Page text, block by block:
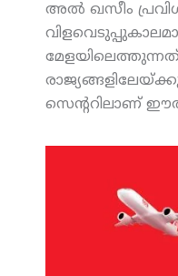
അല്‍ ഖസീം
സെന്ററിലാണ്